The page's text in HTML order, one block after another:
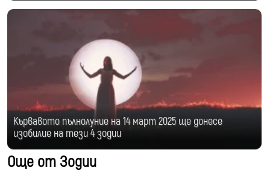
Кървавото пълнолуние на 14 март 2025 ще донесе
изобилие на тези 4 зодии
Още от Зодии